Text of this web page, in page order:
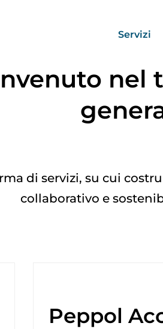
Servizi
nel
di servizi, su cui
collaborativo e
Peppol